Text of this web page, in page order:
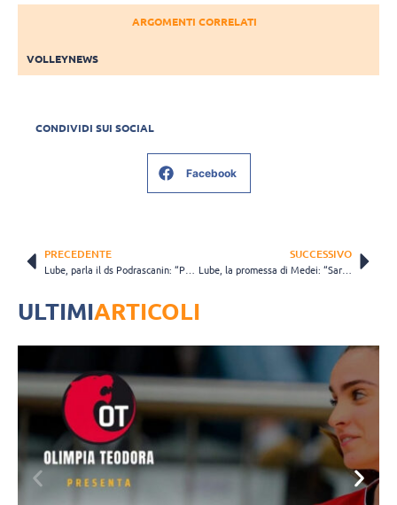
ARGOMENTI CORRELATI
VOLLEYNEWS
CONDIVIDI SUI SOCIAL
Facebook
PRECEDENTE
Lube, parla il ds Podrascanin: “Porterò carisma ed esperienza anche nel nuovo ruolo”
SUCCESSIVO
Lube, la promessa di Medei: “Saremo ancora protagonisti e lotteremo per alzare dei trofei”
ULTIMIARTICOLI